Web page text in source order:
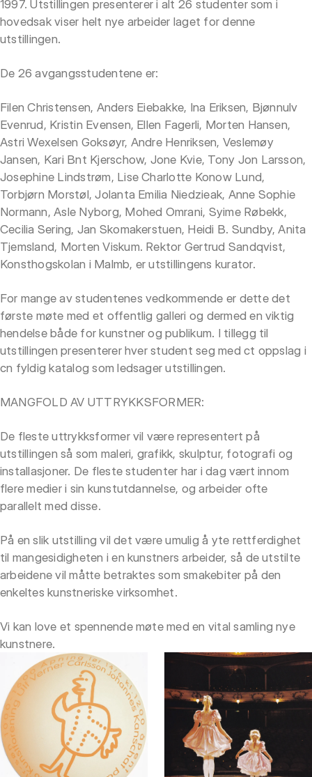
1997. Utstillingen presenterer i alt 26 studenter som i
hovedsak viser helt nye arbeider laget for denne
utstillingen.
De 26 avgangsstudentene er:
Filen Christensen, Anders Eiebakke, Ina Eriksen, Bjønnulv
Evenrud, Kristin Evensen, Ellen Fagerli, Morten Hansen,
Astri Wexelsen Goksøyr, Andre Henriksen, Veslemøy
Jansen, Kari Bnt Kjerschow, Jone Kvie, Tony Jon Larsson,
Josephine Lindstrøm, Lise Charlotte Konow Lund,
Torbjørn Morstøl, Jolanta Emilia Niedzieak, Anne Sophie
Normann, Asle Nyborg, Mohed Omrani, Syime Røbekk,
Cecilia Sering, Jan Skomakerstuen, Heidi B. Sundby, Anita
Tjemsland, Morten Viskum. Rektor Gertrud Sandqvist,
Konsthogskolan i Malmb, er utstillingens kurator.
For mange av studentenes vedkommende er dette det
første møte med et offentlig galleri og dermed en viktig
hendelse både for kunstner og publikum. I tillegg til
utstillingen presenterer hver student seg med ct oppslag i
cn fyldig katalog som ledsager utstillingen.
MANGFOLD AV UTTRYKKSFORMER:
De fleste uttrykksformer vil være representert på
utstillingen så som maleri, grafikk, skulptur, fotografi og
installasjoner. De fleste studenter har i dag vært innom
flere medier i sin kunstutdannelse, og arbeider ofte
parallelt med disse.
På en slik utstilling vil det være umulig å yte rettferdighet
til mangesidigheten i en kunstners arbeider, så de utstilte
arbeidene vil måtte betraktes som smakebiter på den
enkeltes kunstneriske virksomhet.
Vi kan love et spennende møte med en vital samling nye
kunstnere.